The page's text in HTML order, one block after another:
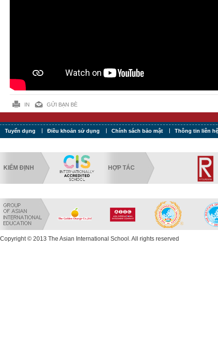
IN GỬI BẠN BÈ
Tuyển dụng Điều khoản sử dụng Chính sách bảo mật Thông tin liên hệ
KIỂM ĐỊNH HỢP TÁC
Copyright © 2013 The Asian International School. All rights reserved